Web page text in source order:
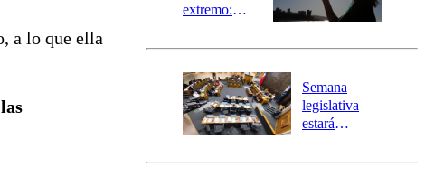
a lo que ella
extremo:
activa Alerta
Preventiva en
tres comunas
Semana
legislativa
estará
el fin de la